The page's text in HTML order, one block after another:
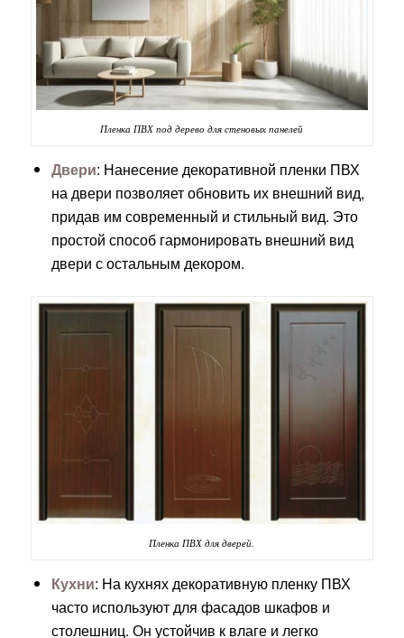
Пленка ПВХ под дерево для стеновых панелей
Двери: Нанесение декоративной пленки ПВХ
на двери позволяет обновить их внешний вид,
придав им современный и стильный вид. Это
простой способ гармонировать внешний вид
двери с остальным декором.
Пленка ПВХ для дверей.
Кухни: На кухнях декоративную пленку ПВХ
часто используют для фасадов шкафов и
столешниц. Он устойчив к влаге и легко